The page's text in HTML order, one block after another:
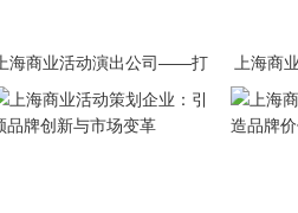
上海商业活动演出公司——打
造无与伦比的品牌活动体验
上海商